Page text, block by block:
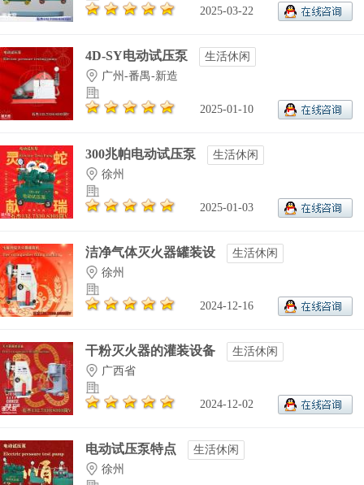
2025-03-22
4D-SY电动试压泵
生活休闲
广州-番禺-新造
2025-01-10
300兆帕电动试压泵
生活休闲
徐州
2025-01-03
洁净气体灭火器罐装设
生活休闲
徐州
2024-12-16
干粉灭火器的灌装设备
生活休闲
广西省
2024-12-02
电动试压泵特点
生活休闲
徐州